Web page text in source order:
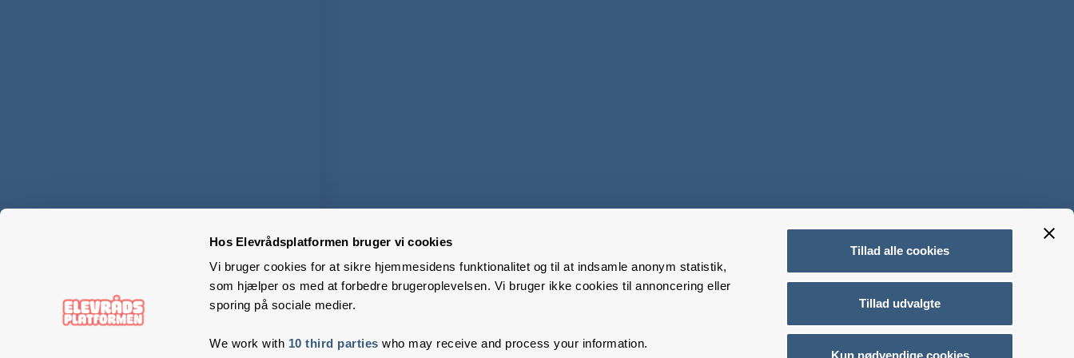
Hos Elevrådsplatformen bruger vi cookies
Vi bruger cookies for at sikre hjemmesidens funktionalitet og til at indsamle anonym statistik,
som hjælper os med at forbedre brugeroplevelsen. Vi bruger ikke cookies til annoncering eller
sporing på sociale medier.
We work with 10 third parties who may receive and process your information.
Tillad alle cookies
Tillad udvalgte
Kun nødvendige cookies